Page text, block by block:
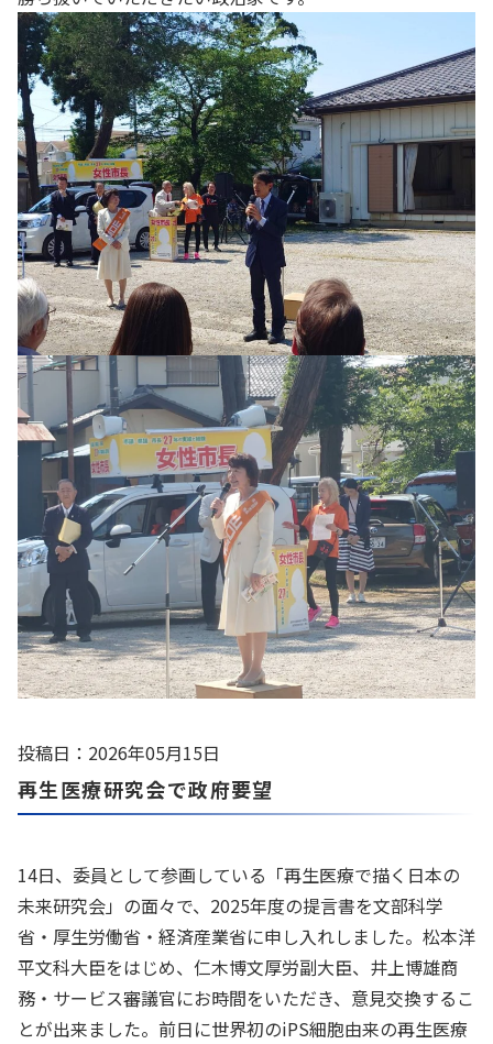
投稿日：2026年05月15日
再生医療研究会で政府要望
14日、委員として参画している「再生医療で描く日本の
未来研究会」の面々で、2025年度の提言書を文部科学
省・厚生労働省・経済産業省に申し入れしました。松本洋
平文科大臣をはじめ、仁木博文厚労副大臣、井上博雄商
務・サービス審議官にお時間をいただき、意見交換するこ
とが出来ました。前日に世界初のiPS細胞由来の再生医療